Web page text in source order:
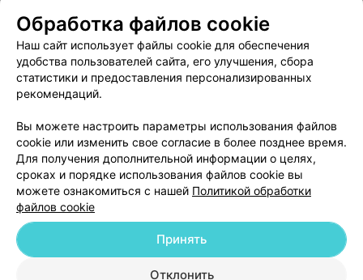
Медицинский маркетинг
Публичный договор
Пользовательское соглашение
Способы оплаты
Вакансии
Партнеры
Написать руководителю 103.by
Персональные настройки cookie
Обработка персональных данных
Обработка файлов cookie
Наш сайт использует файлы cookie для обеспечения
удобства пользователей сайта, его улучшения, сбора
статистики и предоставления персонализированных
рекомендаций.
Вы можете настроить параметры использования файлов
cookie или изменить свое согласие в более позднее время.
Для получения дополнительной информации о целях,
сроках и порядке использования файлов cookie вы
можете ознакомиться с нашей Политикой обработки
файлов cookie
Отклонить
Принять